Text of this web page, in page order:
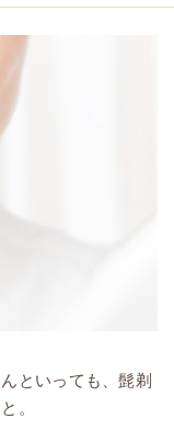
といっても、髭剃
。